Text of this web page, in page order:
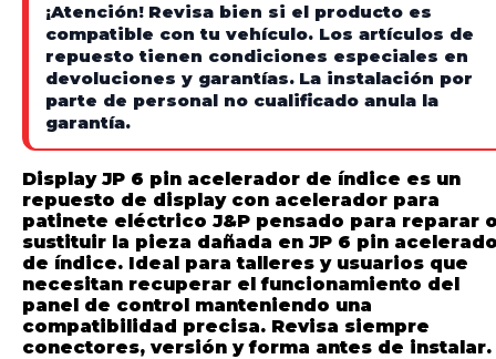
¡Atención! Revisa bien si el producto es
compatible con tu vehículo. Los artículos de
repuesto tienen condiciones especiales en
devoluciones y garantías. La instalación por
parte de personal no cualificado anula la
garantía.
Display JP 6 pin acelerador de índice es un
repuesto de display con acelerador para
patinete eléctrico J&P pensado para reparar
sustituir la pieza dañada en JP 6 pin
de índice. Ideal para talleres y usuarios que
necesitan recuperar el funcionamiento del
panel de control manteniendo una
compatibilidad precisa. Revisa siempre
conectores, versión y forma antes de instalar.